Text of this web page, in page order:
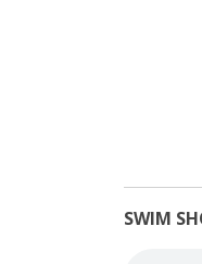
SWIM